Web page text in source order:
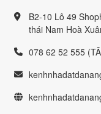
B2-10 Lô 49
thái Nam Hoà
078 62 52 555